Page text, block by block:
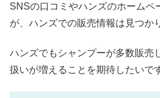
SNSの口コミやハンズのホームペ
が、ハンズでの販売情報は見つか
ハンズでもシャンプーが多数販売
扱いが増えることを期待したいで